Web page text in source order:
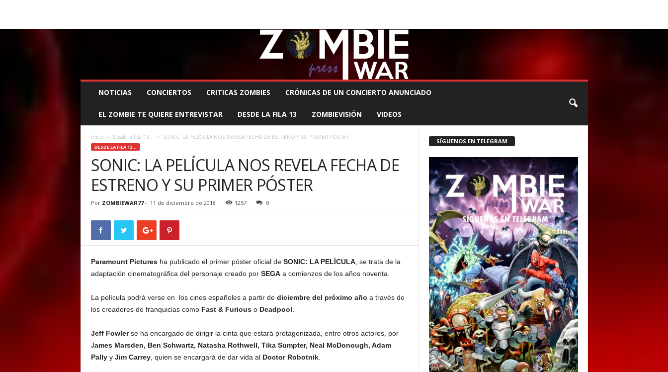
I
NOTICIAS CONCIERTOS CRITICAS ZOMBIES CRÓNICAS DE UN CONCIERTO ANUNCIADO
EL ZOMBIE TE QUIERE ENTREVISTAR DESDE LA FILA 13 ZOMBIEVISIÓN VIDEOS
Inicio Desde la Fila 13... SONIC: LA PELÍCULA NOS REVELA FECHA DE ESTRENO Y SU PRIMER PÓSTER
DESDE LA FILA 13...
SONIC: LA PELÍCULA NOS REVELA FECHA DE
ESTRENO Y SU PRIMER PÓSTER
Por ZOMBIEWAR77- 11 de diciembre de 2018 1257 0
Paramount Picturesha publicado el primer póster oficial de SONIC: LA PELÍCULA, se trata de la
adaptación cinematográfica del personaje creado por SEGAa comienzos de los años noventa.
La película podrá verse en los cines españoles a partir de diciembre del próximo año a través de
los creadores de franquicias como Fast & Furiouso Deadpool
Jeff Fowlerse ha encargado de dirigir la cinta que estará protagonizada, entre otros actores, por
James Marsden, Ben Schwartz, Natasha Rothwell, Tika Sumpter, Neal McDonough, Adam
Pally y Jim Carrey, quien se encargará de dar vida al Doctor Robotnik.
SÍGUENOS EN TELEGRAM